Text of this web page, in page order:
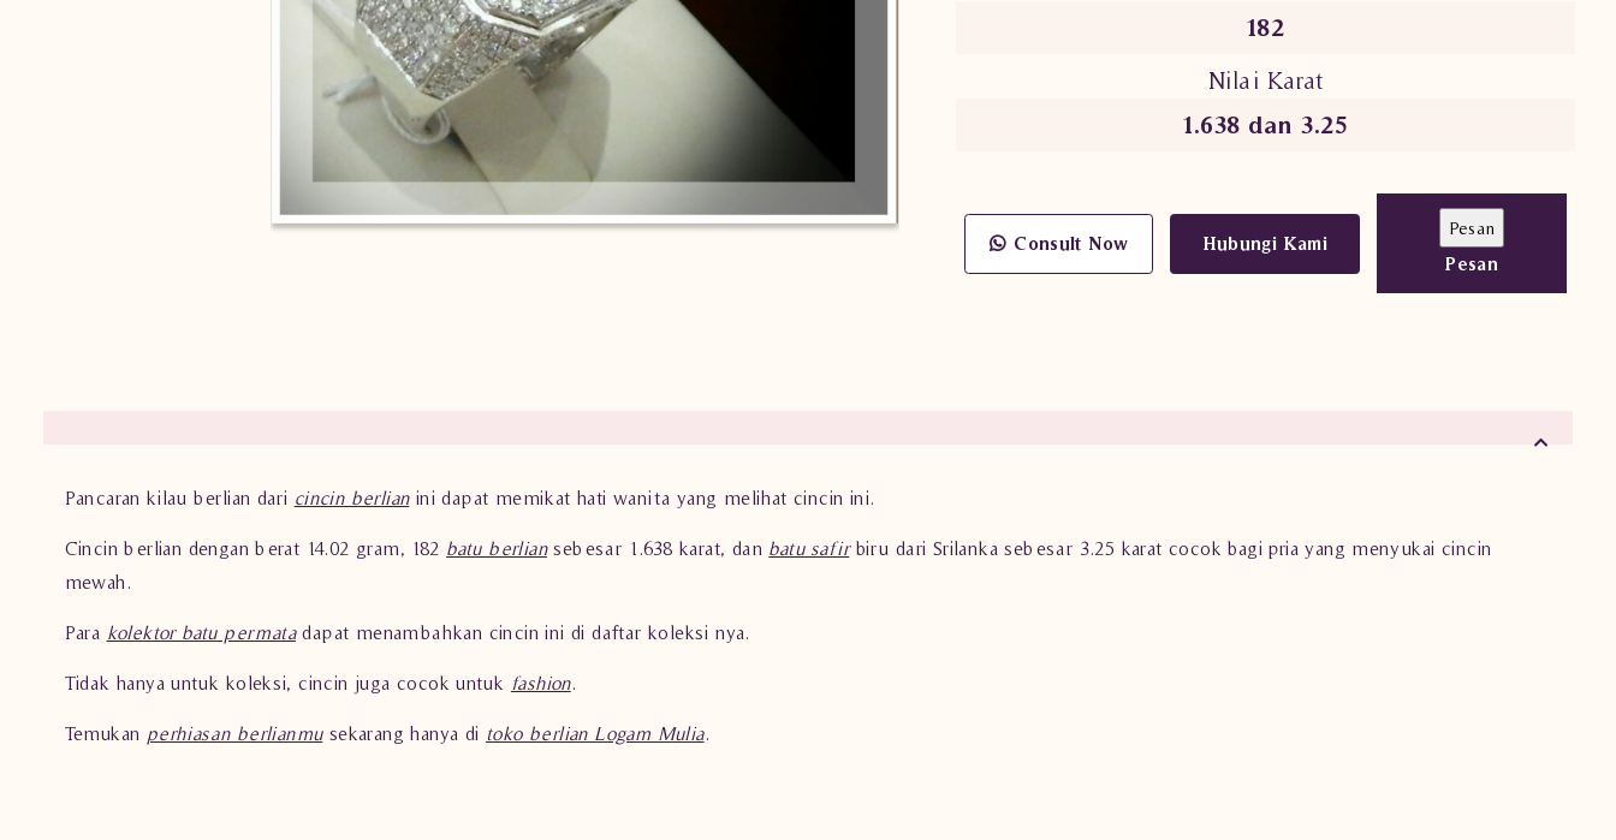
182
Nilai Karat
1.638 dan 3.25
Consult Now
Hubungi Kami
Pesan
Pancaran kilau berlian dari cincin berlianini dapat memikat hati wanita yang melihat cincin ini.
Cincin berlian dengan berat 14.02 gram, 182 batu berliansebesar 1.638 karat, dan batu safirbiru dari Srilanka sebesar 3.25 karat cocok bagi pria yang menyukai cincin
mewah.
Para kolektor batu permatadapat menambahkan cincin ini di daftar koleksi nya.
Tidak hanya untuk koleksi, cincin juga cocok untuk fashion.
Temukan perhiasan berlianmusekarang hanya di toko berlian Logam Mulia.